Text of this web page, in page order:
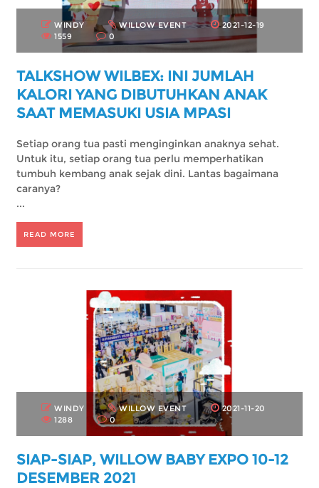
WINDY WILLOW EVENT
2021-12-19
1559
0
TALKSHOW WILBEX: INI JUMLAH
KALORI YANG DIBUTUHKAN ANAK
SAAT MEMASUKI USIA MPASI
Setiap orang tua pasti menginginkan anaknya sehat.
Untuk itu, setiap orang tua perlu memperhatikan
tumbuh kembang anak sejak dini. Lantas bagaimana
caranya?
...
READ MORE
WINDY WILLOW EVENT
2021-11-20
1288
0
SIAP-SIAP, WILLOW BABY EXPO 10-12
DESEMBER 2021